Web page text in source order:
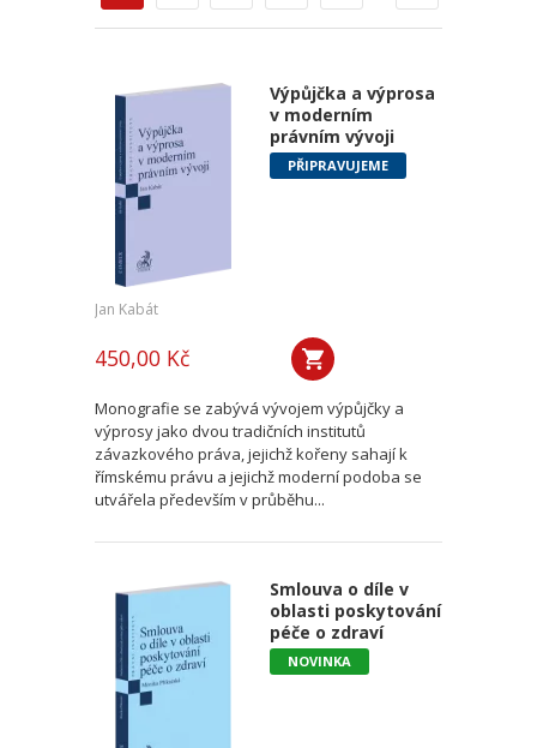
Výpůjčka a výprosa
v moderním
právním vývoji
PŘIPRAVUJEME
Jan Kabát
450,00 Kč
Monografie se zabývá vývojem výpůjčky a
výprosy jako dvou tradičních institutů
závazkového práva, jejichž kořeny sahají k
římskému právu a jejichž moderní podoba se
utvářela především v průběhu...
Smlouva o díle v
oblasti poskytování
péče o zdraví
NOVINKA